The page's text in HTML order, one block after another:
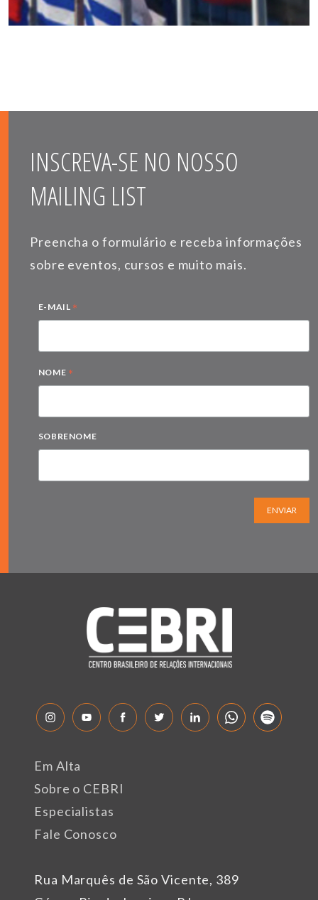
INSCREVA-SE NO NOSSO
MAILING LIST
Preencha o formulário e receba informações
sobre eventos, cursos e muito mais.
E-MAIL *
NOME *
SOBRENOME
ENVIAR
Rua Marquês de São Vicente, 389
Em Alta
Sobre o CEBRI
Especialistas
Fale Conosco